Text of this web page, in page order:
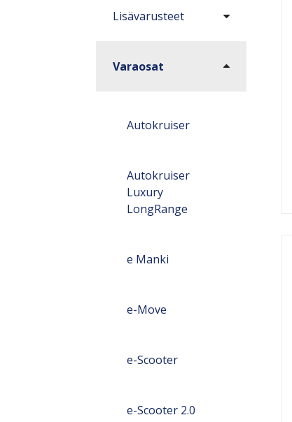
Lisävarusteet
Varaosat
Autokruiser
Autokruiser
Luxury
LongRange
e Manki
e-Move
e-Scooter
e-Scooter 2.0